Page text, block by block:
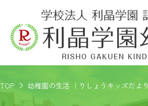
TOP 幼稚園の生活 ｜りしょうキッズだより